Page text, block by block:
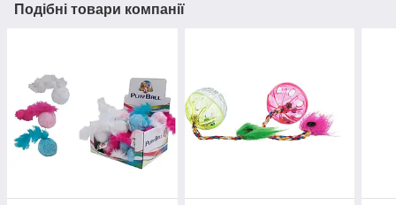
Подібні товари компанії